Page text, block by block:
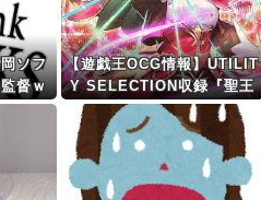
ソフ
督ｗ
【遊戯王OCG情報】UTILIT
Y SELECTION収録『聖王
女ローズパメラ』、『月女
神の至天』等の実物動画